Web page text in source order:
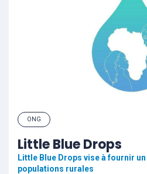
ONG
Little Blue Drops
Little Blue Drops vise à fournir
populations rurales